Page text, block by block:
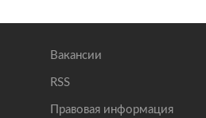
Вакансии
RSS
Правовая информация